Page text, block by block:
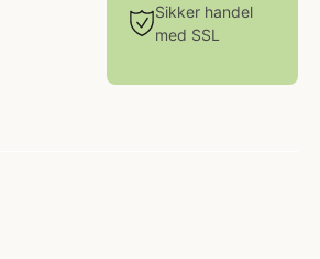
Sikker handel
med SSL